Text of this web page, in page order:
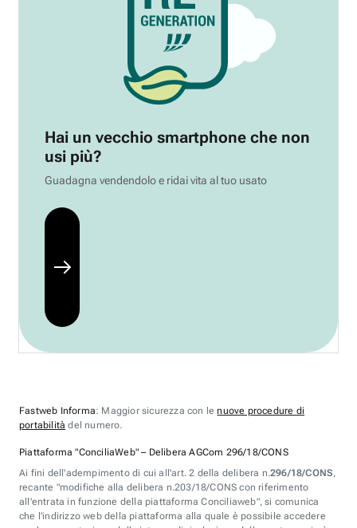
Hai un vecchio smartphone che non
usi più?
Guadagna vendendolo e ridai vita al tuo usato
Fastweb Informa: Maggior sicurezza con lenuove procedure di
portabilità del numero.
Piattaforma "ConciliaWeb" – Delibera AGCom 296/18/CONS
Ai fini dell'adempimento di cui all'art. 2 della delibera n.296/18/CONS,
recante "modifiche alla delibera n.203/18/CONS con riferimento
all'entrata in funzione della piattaforma Conciliaweb", si comunica
che l'indirizzo web della piattaforma alla quale è possibile accedere